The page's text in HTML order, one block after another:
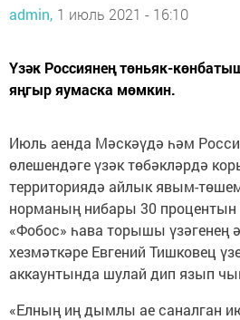
admin, 1 июль 2021 - 16:10
Үзәк Россиянең төньяк-
яңгыр яумаска мөмкин.
Июль аенда Мәскәүдә һәм
өлешендәге үзәк төбәкләрдә
территориядә айлык явым-
норманың нибары 30 процентын
«Фобос» һава торышы үзәгенең
хезмәткәре Евгений Тишковец
аккаунтында шулай дип язып
«Елның иң дымлы ае саналган